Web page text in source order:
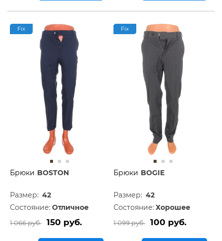
Fix
Брюки BOSTON
Размер: 42
Состояние: Отличное
1 066 руб. 150 руб.
Fix
Брюки BOGIE
Размер: 42
Состояние: Хорошее
1 099 руб. 100 руб.